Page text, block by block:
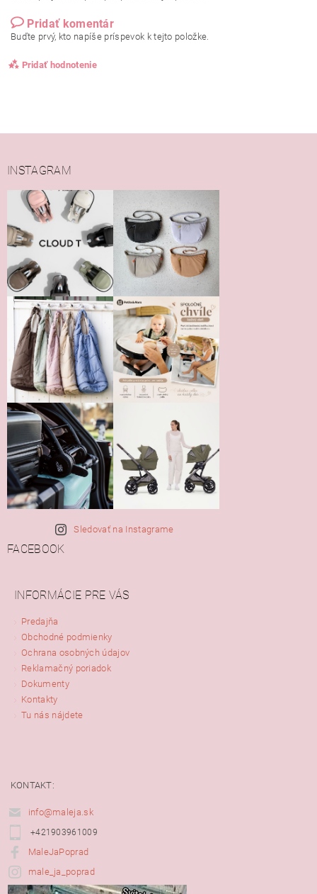
Pridať komentár
Buďte prvý, kto napíše príspevok k tejto položke.
Pridať hodnotenie
Vložením hodnotenie súhlasíte s
podmienkami ochrany
osobných údajov
INSTAGRAM
Sledovať na Instagrame
FACEBOOK
INFORMÁCIE PRE VÁS
Predajňa
Obchodné podmienky
Ochrana osobných údajov
Reklamačný poriadok
Dokumenty
Kontakty
Tu nás nájdete
KONTAKT:
info@maleja.sk
+421903961009
MaleJaPoprad
male_ja_poprad